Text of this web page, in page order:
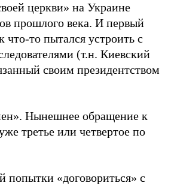
церкви» на Украине
прошлого века. И первый
то пытался устроить с
(т.н. Киевский
своим президентством
Нынешнее обращение к
третье или четвертое по
попытки «договориться» с